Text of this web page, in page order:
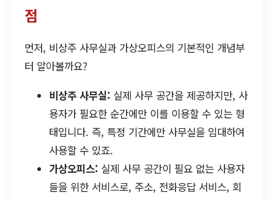
점
먼저, 비상주 사무실과 가상오피스의 기본적인 개념부
터 알아볼까요?
비상주 사무실: 실제 사무 공간을 제공하지만, 사
용자가 필요한 순간에만 이를 이용할 수 있는 형
태입니다. 즉, 특정 기간에만 사무실을 임대하여
사용할 수 있죠.
가상오피스: 실제 사무 공간이 필요 없는 사용자
들을 위한 서비스로, 주소, 전화응답 서비스, 회